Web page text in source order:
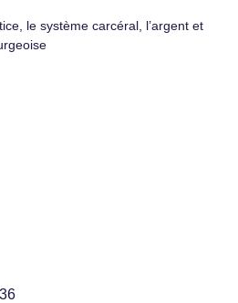
le système carcéral, l’argent et